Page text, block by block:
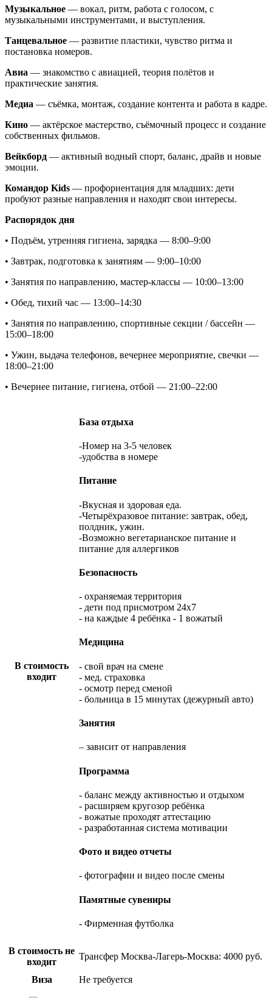
Музыкальное — вокал, ритм, работа с голосом, с
музыкальными инструментами, и выступления.
Танцевальное — развитие пластики, чувство ритма и
постановка номеров.
Авиа — знакомство с авиацией, теория полётов и
практические занятия.
Медиа — съёмка, монтаж, создание контента и работа в кадре.
Кино — актёрское мастерство, съёмочный процесс и создание
собственных фильмов.
Вейкборд — активный водный спорт, баланс, драйв и новые
эмоции.
Командор Kids — профориентация для младших: дети
пробуют разные направления и находят свои интересы.
Распорядок дня
• Подъём, утренняя гигиена, зарядка — 8:00–9:00
• Завтрак, подготовка к занятиям — 9:00–10:00
• Занятия по направлению, мастер-классы — 10:00–13:00
• Обед, тихий час — 13:00–14:30
• Занятия по направлению, спортивные секции / бассейн —
15:00–18:00
• Ужин, выдача телефонов, вечернее мероприятие, свечки —
18:00–21:00
• Вечернее питание, гигиена, отбой — 21:00–22:00
В стоимость
входит
База отдыха
-Номер на 3-5 человек
-удобства в номере
Питание
-Вкусная и здоровая еда.
-Четырёхразовое питание: завтрак, обед,
полдник, ужин.
-Возможно вегетарианское питание и
питание для аллергиков
Безопасность
- охраняемая территория
- дети под присмотром 24x7
- на каждые 4 ребёнка - 1 вожатый
Медицина
- свой врач на смене
- мед. страховка
- осмотр перед сменой
- больница в 15 минутах (дежурный авто)
Занятия
– зависит от направления
Программа
- баланс между активностью и отдыхом
- расширяем кругозор ребёнка
- вожатые проходят аттестацию
- разработанная система мотивации
Фото и видео отчеты
- фотографии и видео после смены
Памятные сувениры
- Фирменная футболка
В стоимость не
входит
Трансфер Москва-Лагерь-Москва: 4000 руб.
Виза Не требуется